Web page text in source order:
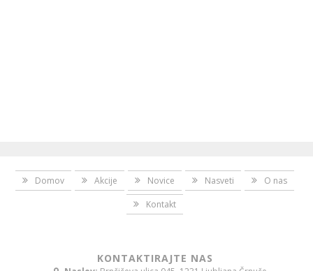
Domov Akcije Novice Nasveti
O nas
Kontakt
KONTAKTIRAJTE NAS